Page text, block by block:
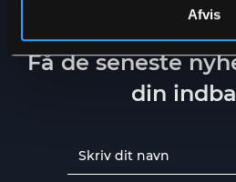
Afvis
Få de seneste
din